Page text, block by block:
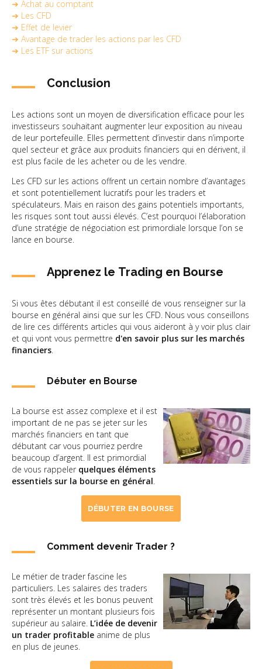
➔ Achat au comptant
➔ Les CFD
➔ Effet de levier
➔ Avantage de trader les actions par les CFD
➔ Les ETF sur actions
Conclusion
Les actions sont un moyen de diversification efficace pour les
investisseurs souhaitant augmenter leur exposition au niveau
de leur portefeuille. Elles permettent d’investir dans n’importe
quel secteur et grâce aux produits financiers qui en dérivent, il
est plus facile de les acheter ou de les vendre.
Les CFD sur les actions offrent un certain nombre d’avantages
et sont potentiellement lucratifs pour les traders et
spéculateurs. Mais en raison des gains potentiels importants,
les risques sont tout aussi élevés. C’est pourquoi l’élaboration
d’une stratégie de négociation est primordiale lorsque l’on se
lance en bourse.
Apprenez le Trading en Bourse
Si vous êtes débutant il est conseillé de vous renseigner sur la
bourse en général ainsi que sur les CFD. Nous vous conseillons
de lire ces différents articles qui vous aideront à y voir plus clair
et qui vont vous permettre d'en savoir plus sur les marchés
financiers.
Débuter en Bourse
La bourse est assez complexe et il est
important de ne pas se jeter sur les
marchés financiers en tant que
débutant car vous pourriez perdre
beaucoup d’argent. Il est primordial
de vous rappeler quelques éléments
essentiels sur la bourse en général.
DÉBUTER EN BOURSE
Comment devenir Trader ?
Le métier de trader fascine les
particuliers. Les salaires des traders
sont très élevés et les bonus peuvent
représenter un montant plusieurs fois
supérieur au salaire. L’idée de devenir
un trader profitable anime de plus
en plus de jeunes.